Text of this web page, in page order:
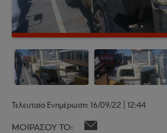
Τελευταία Ενημέρωση: 16/09/22 | 12:44
ΜΟΙΡΑΣΟΥ ΤΟ: